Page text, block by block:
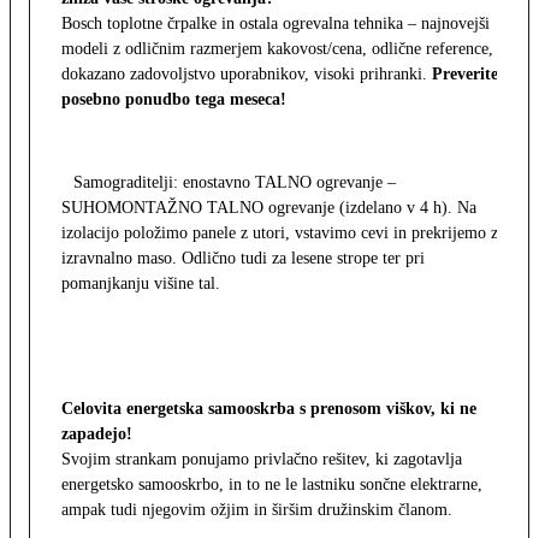
Bosch toplotne črpalke in ostala ogrevalna tehnika – najnovejši
modeli z odličnim razmerjem kakovost/cena, odlične reference,
dokazano zadovoljstvo uporabnikov, visoki prihranki. Preverite
posebno ponudbo tega meseca!
Samograditelji: enostavno TALNO ogrevanje –
SUHOMONTAŽNO TALNO ogrevanje (izdelano v 4 h). Na
izolacijo položimo panele z utori, vstavimo cevi in prekrijemo z
izravnalno maso. Odlično tudi za lesene strope ter pri
pomanjkanju višine tal.
Celovita energetska samooskrba s prenosom viškov, ki ne
zapadejo!
Svojim strankam ponujamo privlačno rešitev, ki zagotavlja
energetsko samooskrbo, in to ne le lastniku sončne elektrarne,
ampak tudi njegovim ožjim in širšim družinskim članom.